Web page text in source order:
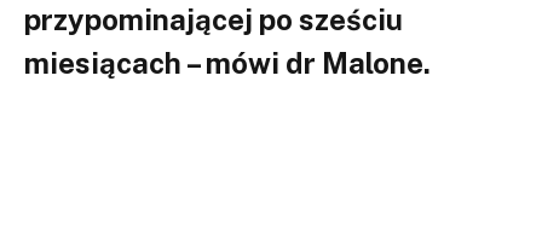
przypominającej po sześciu
miesiącach – mówi dr Malone.